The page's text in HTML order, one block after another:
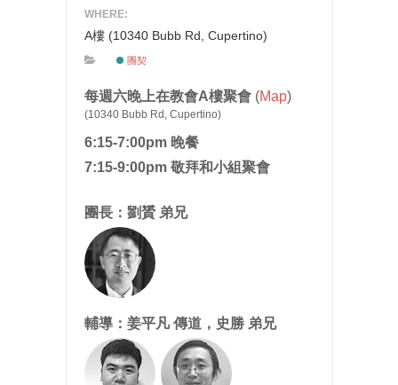
WHERE:
A樓 (10340 Bubb Rd, Cupertino)
團契
每週六晚上在教會A樓聚會(Map)
(10340 Bubb Rd, Cupertino)
6:15-7:00pm 晚餐
7:15-9:00pm 敬拜和小組聚會
團長：劉贇 弟兄
輔導：姜平凡 傳道，史勝 弟兄